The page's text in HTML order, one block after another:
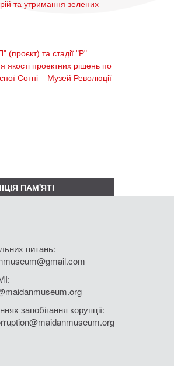
та утримання зелених
(проєкт) та стадії "Р"
якості проектних рішень по
Сотні – Музей Революції
ПАМ'ЯТІ
питань:
запобігання корупції: